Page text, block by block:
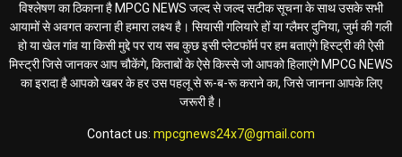
विश्लेषण का ठिकाना है MPCG NEWS जल्द से जल्द सटीक सूचना के साथ उसके सभी
आयामों से अवगत कराना ही हमारा लक्ष्य है। सियासी गलियारे हों या ग्लैमर दुनिया, जुर्म की गली
हो या खेल गांव या किसी मुद्दे पर राय सब कुछ इसी प्लेटफॉर्म पर हम बताएंगे हिस्ट्री की ऐसी
मिस्ट्री जिसे जानकर आप चौकेंगे, किताबों के ऐसे किस्से जो आपको हिलाएंगे MPCG NEWS
का इरादा है आपको खबर के हर उस पहलू से रू-ब-रू कराने का, जिसे जानना आपके लिए
जरूरी है।
Contact us: mpcgnews24x7@gmail.com